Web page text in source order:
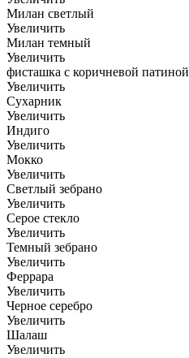
Милан светлый
Увеличить
Милан темный
Увеличить
фисташка с коричневой патиной
Увеличить
Сухарник
Увеличить
Индиго
Увеличить
Мокко
Увеличить
Светлый зебрано
Увеличить
Серое стекло
Увеличить
Темный зебрано
Увеличить
Феррара
Увеличить
Черное серебро
Увеличить
Шалаш
Увеличить